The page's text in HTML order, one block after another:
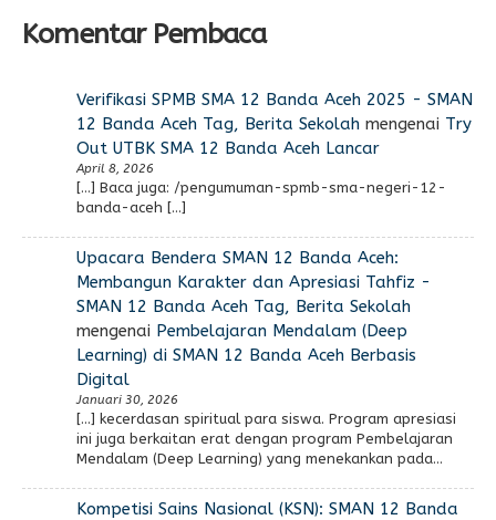
Komentar Pembaca
Verifikasi SPMB SMA 12 Banda Aceh 2025 - SMAN
12 Banda Aceh Tag, Berita Sekolahmengenai Try
Out UTBK SMA 12 Banda Aceh Lancar
April 8, 2026
[…] Baca juga: /pengumuman-spmb-sma-negeri-12-
banda-aceh […]
Upacara Bendera SMAN 12 Banda Aceh:
Membangun Karakter dan Apresiasi Tahfiz -
SMAN 12 Banda Aceh Tag, Berita Sekolah
mengenai Pembelajaran Mendalam (Deep
Learning) di SMAN 12 Banda Aceh Berbasis
Digital
Januari 30, 2026
[…] kecerdasan spiritual para siswa. Program apresiasi
ini juga berkaitan erat dengan program Pembelajaran
Mendalam (Deep Learning) yang menekankan pada…
Kompetisi Sains Nasional (KSN): SMAN 12 Banda